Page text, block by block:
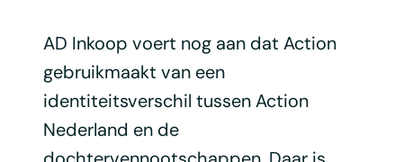
AD Inkoop voert nog aan dat Action
gebruikmaakt van een
identiteitsverschil tussen Action
Nederland en de